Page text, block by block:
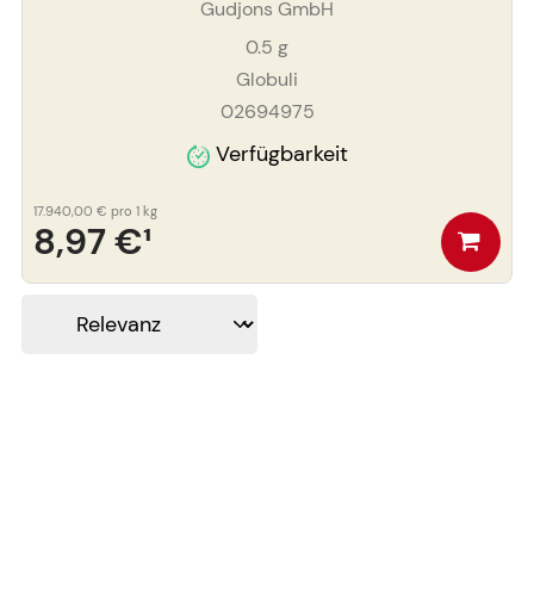
Gudjons GmbH
0.5 g
Globuli
02694975
Verfügbarkeit
8,97 €¹
17.940,00 € pro 1 kg